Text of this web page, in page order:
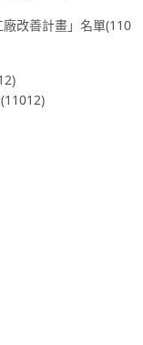
改善計畫」名單(110